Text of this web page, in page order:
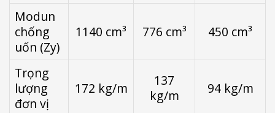
Modun
chống
uốn (Zy)
1140 cm³ 776 cm³ 450 cm³
Trọng
lượng
đơn vị
172 kg/m
137
kg/m
94 kg/m